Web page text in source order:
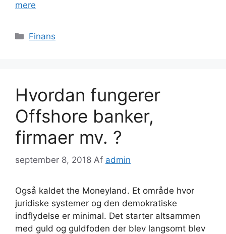
mere
Kategorier
Finans
Hvordan fungerer
Offshore banker,
firmaer mv. ?
september 8, 2018 Af admin
Også kaldet the Moneyland. Et område hvor
juridiske systemer og den demokratiske
indflydelse er minimal. Det starter altsammen
med guld og guldfoden der blev langsomt blev